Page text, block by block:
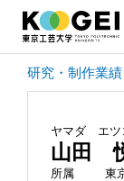
研究・制作業
ヤマダ エツ
山田
所属
東